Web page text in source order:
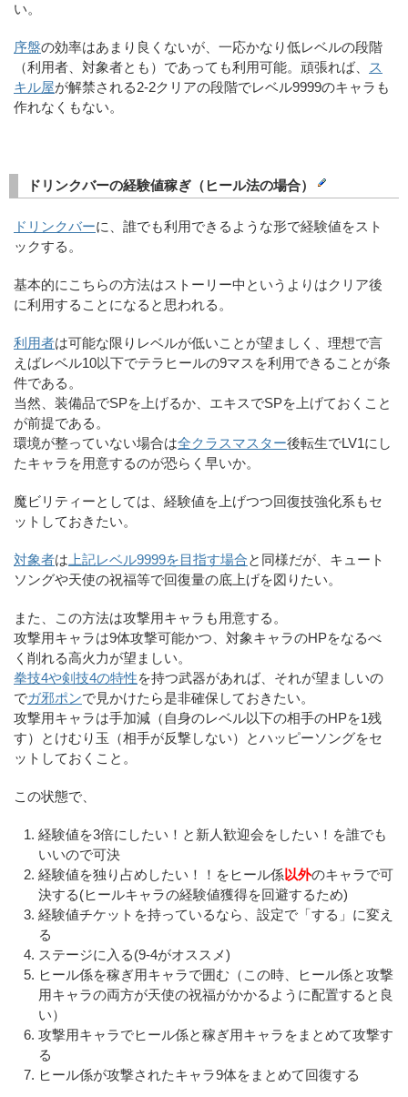
い。
序盤の効率はあまり良くないが、一応かなり低レベルの段階
（利用者、対象者とも）であっても利用可能。頑張れば、
ス
キル屋が解禁される2-2クリアの段階でレベル9999のキャラも
作れなくもない。
ドリンクバーの経験値稼ぎ（ヒール法の場合）
ドリンクバーに、誰でも利用できるような形で経験値をスト
ックする。
基本的にこちらの方法はストーリー中というよりはクリア後
に利用することになると思われる。
利用者は可能な限りレベルが低いことが望ましく、理想で言
えばレベル10以下でテラヒールの9マスを利用できることが条
件である。
当然、装備品でSPを上げるか、エキスでSPを上げておくこと
が前提である。
環境が整っていない場合は全クラスマスター後転生でLV1にし
たキャラを用意するのが恐らく早いか。
魔ビリティーとしては、経験値を上げつつ回復技強化系もセ
ットしておきたい。
対象者は 上記レベル9999を目指す場合と同様だが、キュート
ソングや天使の祝福等で回復量の底上げを図りたい。
また、この方法は攻撃用キャラも用意する。
攻撃用キャラは9体攻撃可能かつ、対象キャラのHPをなるべ
く削れる高火力が望ましい。
拳技4や剣技4の特性を持つ武器があれば、それが望ましいの
でガ邪ポンで見かけたら是非確保しておきたい。
攻撃用キャラは手加減（自身のレベル以下の相手のHPを1残
す）とけむり玉（相手が反撃しない）とハッピーソングをセ
ットしておくこと。
この状態で、
経験値を3倍にしたい！と新人歓迎会をしたい！を誰でも
いいので可決
経験値を独り占めしたい！！をヒール係以外のキャラで可
決する(ヒールキャラの経験値獲得を回避するため)
経験値チケットを持っているなら、設定で「する」に変え
る
ステージに入る(9-4がオススメ)
ヒール係を稼ぎ用キャラで囲む（この時、ヒール係と攻撃
用キャラの両方が天使の祝福がかかるように配置すると良
い）
攻撃用キャラでヒール係と稼ぎ用キャラをまとめて攻撃す
る
ヒール係が攻撃されたキャラ9体をまとめて回復する